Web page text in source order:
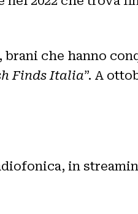
brani che hanno
Finds Italia”. A
in